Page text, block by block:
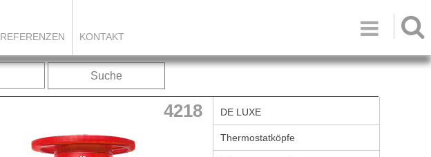

REFERENZEN KONTAKT
Suche
4218 DE LUXE
Thermostatköpfe